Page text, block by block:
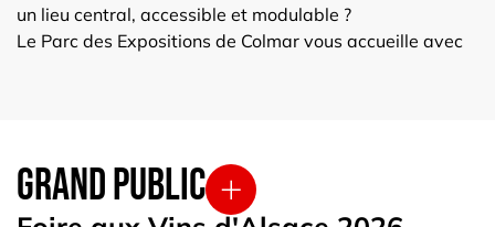
un lieu central, accessible et modulable ?
Le Parc des Expositions de Colmar vous accueille avec
Le site est reconnu pour accueillir des
grand public en Alsacede grande envergure, comme la
Grand Public